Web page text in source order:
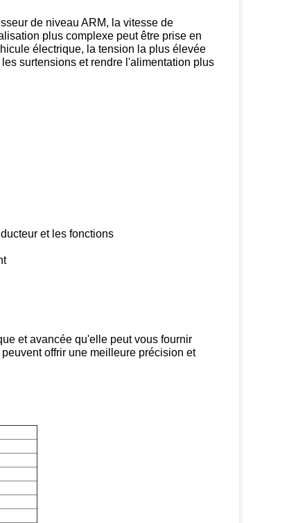
de niveau ARM, la vitesse de
plus complexe peut être prise en
électrique, la tension la plus élevée
surtensions et rendre l'alimentation plus
et les fonctions
et avancée qu'elle peut vous fournir
offrir une meilleure précision et